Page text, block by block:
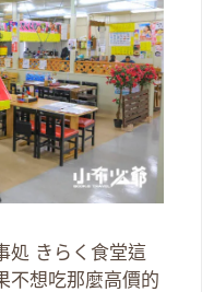
処 きらく食堂這
不想吃那麼高價的